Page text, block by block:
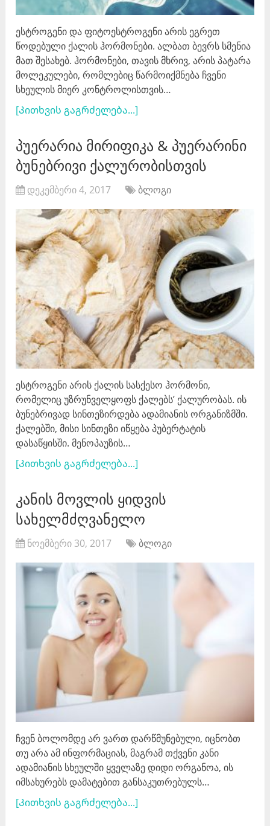
ესტროგენი და ფიტოესტროგენი არის ეგრეთ
წოდებული ქალის ჰორმონები. ალბათ ბევრს სმენია
მათ შესახებ. ჰორმონები, თავის მხრივ, არის პატარა
მოლეკულები, რომლებიც წარმოიქმნება ჩვენი
სხეულის მიერ კონტროლისთვის…
[Კითხვის გაგრძელება...]
პუერარია მირიფიკა & პუერარინი
ბუნებრივი ქალურობისთვის
დეკემბერი 4, 2017 ბლოგი
ესტროგენი არის ქალის სასქესო ჰორმონი,
რომელიც უზრუნველყოფს ქალებს’ ქალურობას. ის
ბუნებრივად სინთეზირდება ადამიანის ორგანიზმში.
ქალებში, მისი სინთეზი იწყება პუბერტატის
დასაწყისში. მენოპაუზის…
[Კითხვის გაგრძელება...]
კანის მოვლის ყიდვის
სახელმძღვანელო
ნოემბერი 30, 2017 ბლოგი
ჩვენ ბოლომდე არ ვართ დარწმუნებული, იცნობთ
თუ არა ამ ინფორმაციას, მაგრამ თქვენი კანი
ადამიანის სხეულში ყველაზე დიდი ორგანოა, ის
იმსახურებს დამატებით განსაკუთრებულს…
[Კითხვის გაგრძელება...]